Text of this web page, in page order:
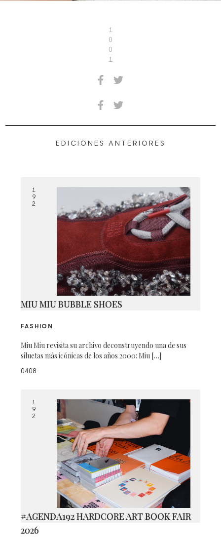
1
0
0
1
EDICIONES ANTERIORES
1
9
2
MIU MIU BUBBLE SHOES
FASHION
Miu Miu revisita su archivo deconstruyendo una de sus
siluetas más icónicas de los años 2000: Miu […]
0408
1
9
2
#AGENDA192 HARDCORE ART BOOK FAIR
2026